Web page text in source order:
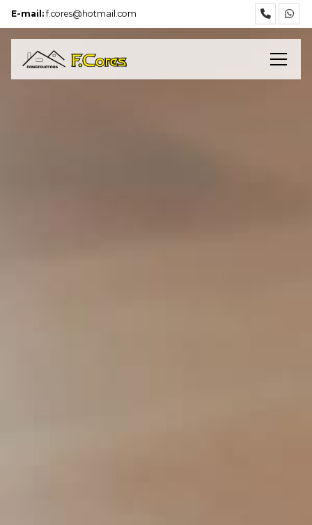
E-mail: f.cores@hotmail.com